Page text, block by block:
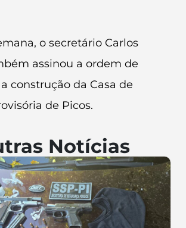
o secretário Carlos
assinou a ordem de
construção da Casa de
de Picos.
Notícias